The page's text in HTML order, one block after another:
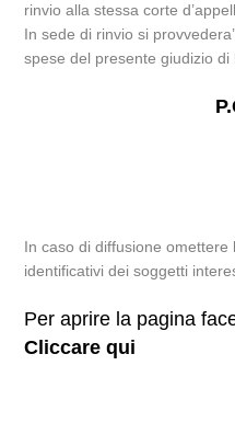
rinvio alla stessa corte
In sede di rinvio si
spese del presente giudizio di
In caso di diffusione
identificativi dei soggetti
Per aprire la pagina
Cliccare qui